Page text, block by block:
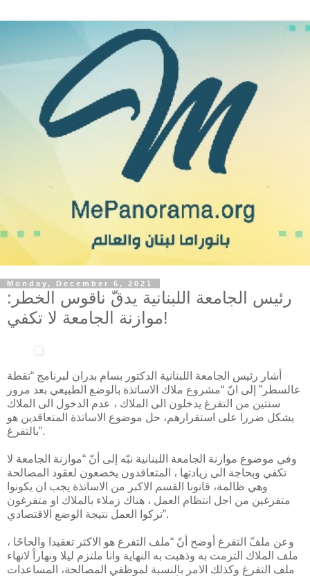
Monday, December 6, 2021
رئيس الجامعة اللبنانية يدقّ ناقوس الخطر:
موازنة الجامعة لا تكفي!
أشار رئيس الجامعة اللبنانية الدكتور بسام بدران لبرنامج “نقطة
عالسطر” إلى انّ “مشروع ملاك الاساتذة بالوضع الطبيعي بعد مرور
سنتين من التفرغ يدخلون الى الملاك ، عدم الدخول الى الملاك
يشكل ضررا على استقرارهم، حل موضوع الاساتذة المتعاقدين هو
بالتفرغ”.
وفي موضوع موازنة الجامعة اللبنانية نبّه إلى أنّ “موازنة الجامعة لا
تكفي وبحاجة الى زيادتها ، المتعاقدون يخضعون لعقود المصالحة
وهي ظالمة، قانونا القسم الاكبر من الاساتذة يجب ان يكونوا
متفرغين من اجل انتظام العمل ، هناك زملاء بالملاك او متفرغون
تركوا العمل نتيجة الوضع الاقتصادي”.
وعن ملفّ التفرغ أوضح أنّ “ملف التفرغ هو الاكثر تعقيدا والحاحًا ،
ملف الملاك التزمت به وذهبت به النهاية وانا ملتزم ليلا ونهاراً لانهاء
ملف التفرغ وكذلك الامر بالنسبة لموظفي المصالحة، المساعدات